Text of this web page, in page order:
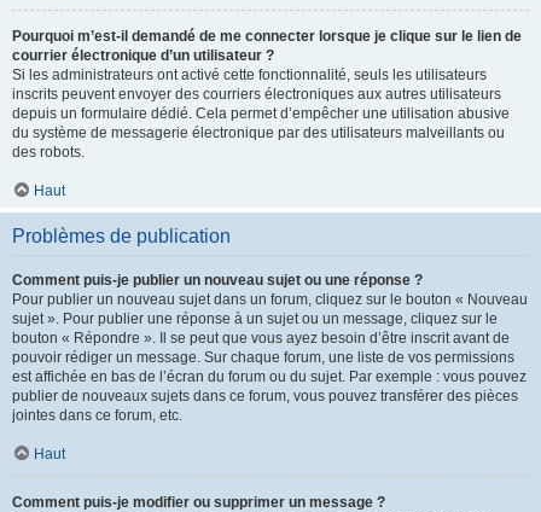
Pourquoi m’est-il demandé de me connecter lorsque je clique sur le lien de
courrier électronique d’un utilisateur ?
Si les administrateurs ont activé cette fonctionnalité, seuls les utilisateurs
inscrits peuvent envoyer des courriers électroniques aux autres utilisateurs
depuis un formulaire dédié. Cela permet d’empêcher une utilisation abusive
du système de messagerie électronique par des utilisateurs malveillants ou
des robots.
Haut
Problèmes de publication
Comment puis-je publier un nouveau sujet ou une réponse ?
Pour publier un nouveau sujet dans un forum, cliquez sur le bouton « Nouveau
sujet ». Pour publier une réponse à un sujet ou un message, cliquez sur le
bouton « Répondre ». Il se peut que vous ayez besoin d’être inscrit avant de
pouvoir rédiger un message. Sur chaque forum, une liste de vos permissions
est affichée en bas de l’écran du forum ou du sujet. Par exemple : vous pouvez
publier de nouveaux sujets dans ce forum, vous pouvez transférer des pièces
jointes dans ce forum, etc.
Haut
Comment puis-je modifier ou supprimer un message ?